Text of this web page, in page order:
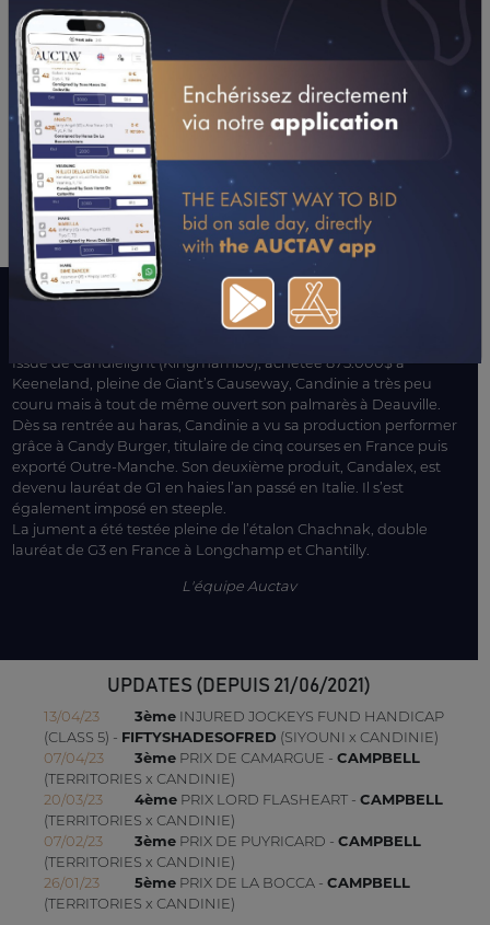
LE MOT DE L’ENTOURAGE
Issue de Candlelight (Kingmambo), achetée 875.000$ à
Keeneland, pleine de Giant’s Causeway, Candinie a très peu
couru mais à tout de même ouvert son palmarès à Deauville.
Dès sa rentrée au haras, Candinie a vu sa production performer
grâce à Candy Burger, titulaire de cinq courses en France puis
exporté Outre-Manche. Son deuxième produit, Candalex, est
devenu lauréat de G1 en haies l’an passé en Italie. Il s’est
également imposé en steeple.
La jument a été testée pleine de l’étalon Chachnak, double
lauréat de G3 en France à Longchamp et Chantilly.
L'équipe Auctav
UPDATES (DEPUIS 21/06/2021)
13/04/23 3èmeINJURED JOCKEYS FUND HANDICAP
(CLASS 5) - FIFTYSHADESOFRED (SIYOUNI x CANDINIE)
07/04/23
3èmePRIX DE CAMARGUE - CAMPBELL
(TERRITORIES x CANDINIE)
20/03/23
4èmePRIX LORD FLASHEART - CAMPBELL
(TERRITORIES x CANDINIE)
07/02/23
3èmePRIX DE PUYRICARD - CAMPBELL
(TERRITORIES x CANDINIE)
26/01/23
5èmePRIX DE LA BOCCA - CAMPBELL
(TERRITORIES x CANDINIE)